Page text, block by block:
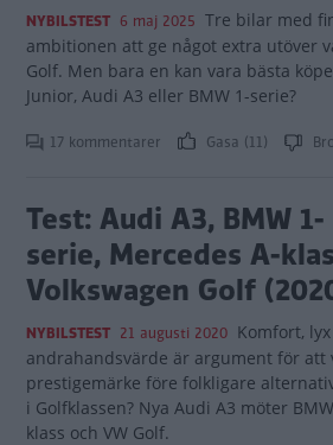
NYBILSTEST 6 maj 2025 Tre bilar med
ambitionen att ge något extra utöver
Golf. Men bara en kan vara bästa
Junior, Audi A3 eller BMW 1-serie?
17 kommentarer Gasa (11)
Test: Audi A3, BMW 1-
serie, Mercedes A-
Volkswagen Golf
NYBILSTEST 21 augusti 2020 Komfort,
andrahandsvärde är argument för att
prestigemärke före folkligare
i Golfklassen? Nya Audi A3 möter
klass och VW Golf.